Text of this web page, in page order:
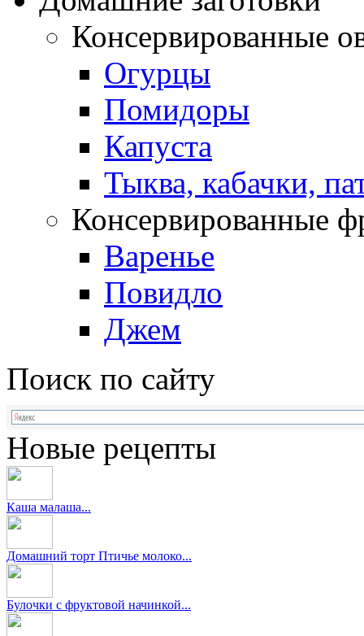
Консервированные
Огурцы
Помидоры
Капуста
Тыква, кабачки,
Консервированные
Варенье
Повидло
Джем
Поиск по сайту
Новые рецепты
Каша малаша...
Домашний торт Птичье молоко...
Булочки с фруктовой начинкой...